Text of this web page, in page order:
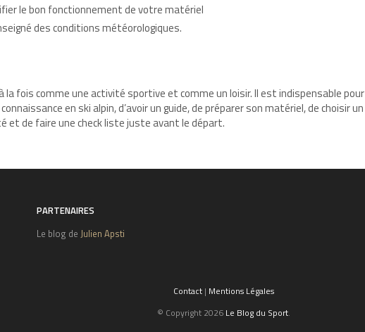
le bon fonctionnement de votre matériel
des conditions météorologiques.
la fois comme une activité sportive et comme un loisir. Il est indispensable pour
en ski alpin, d’avoir un guide, de préparer son matériel, de choisir un
et de faire une check liste juste avant le départ.
PARTENAIRES
Le blog de Julien Apsti
Contact| Mentions Légales
© Copyright 2026 Le Blog du Sport.